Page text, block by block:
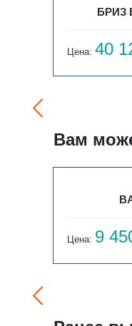
БРИЗ
Цена: 40
Вам
Цена: 9